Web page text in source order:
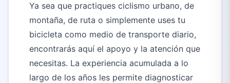
Ya sea que practiques ciclismo urbano, de
montaña, de ruta o simplemente uses tu
bicicleta como medio de transporte diario,
encontrarás aquí el apoyo y la atención que
necesitas. La experiencia acumulada a lo
largo de los años les permite diagnosticar